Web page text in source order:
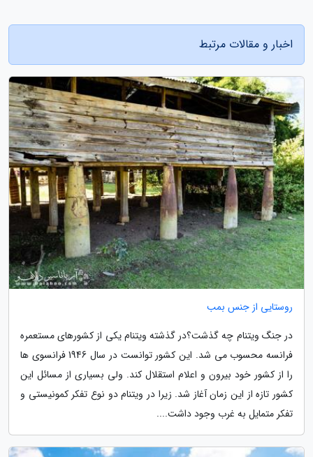
اخبار و مقالات مرتبط
روستایی از جنس بمب
در جنگ ویتنام چه گذشت؟در گذشته ویتنام یکی از کشورهای مستعمره
فرانسه محسوب می شد. این کشور توانست در سال 1946 فرانسوی ها
را از کشور خود بیرون و اعلام استقلال کند. ولی بسیاری از مسائل این
کشور تازه از این زمان آغاز شد. زیرا در ویتنام دو نوع تفکر کمونیستی و
تفکر متمایل به غرب وجود داشت....